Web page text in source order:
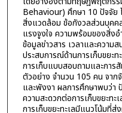
Behaviour) ศึกษา 10 ปัจจัย
สิ่งแวดล้อม ข้อกังวลส่วนบุค
แรงจูงใจ ความพร้อมของสิ่งอ
ข้อมูลข่าวสาร เวลาและความ
ประสบการณ์ด้านการเก็บขยะ
การเก็บแบบสอบถามและการ
ตัวอย่าง จำนวน 105 คน จาก
และพังงา ผลการศึกษาพบว่า
ความสะดวกต่อการเก็บขยะท
การเก็บขยะทะเลมีแนวโน้มที่ส่